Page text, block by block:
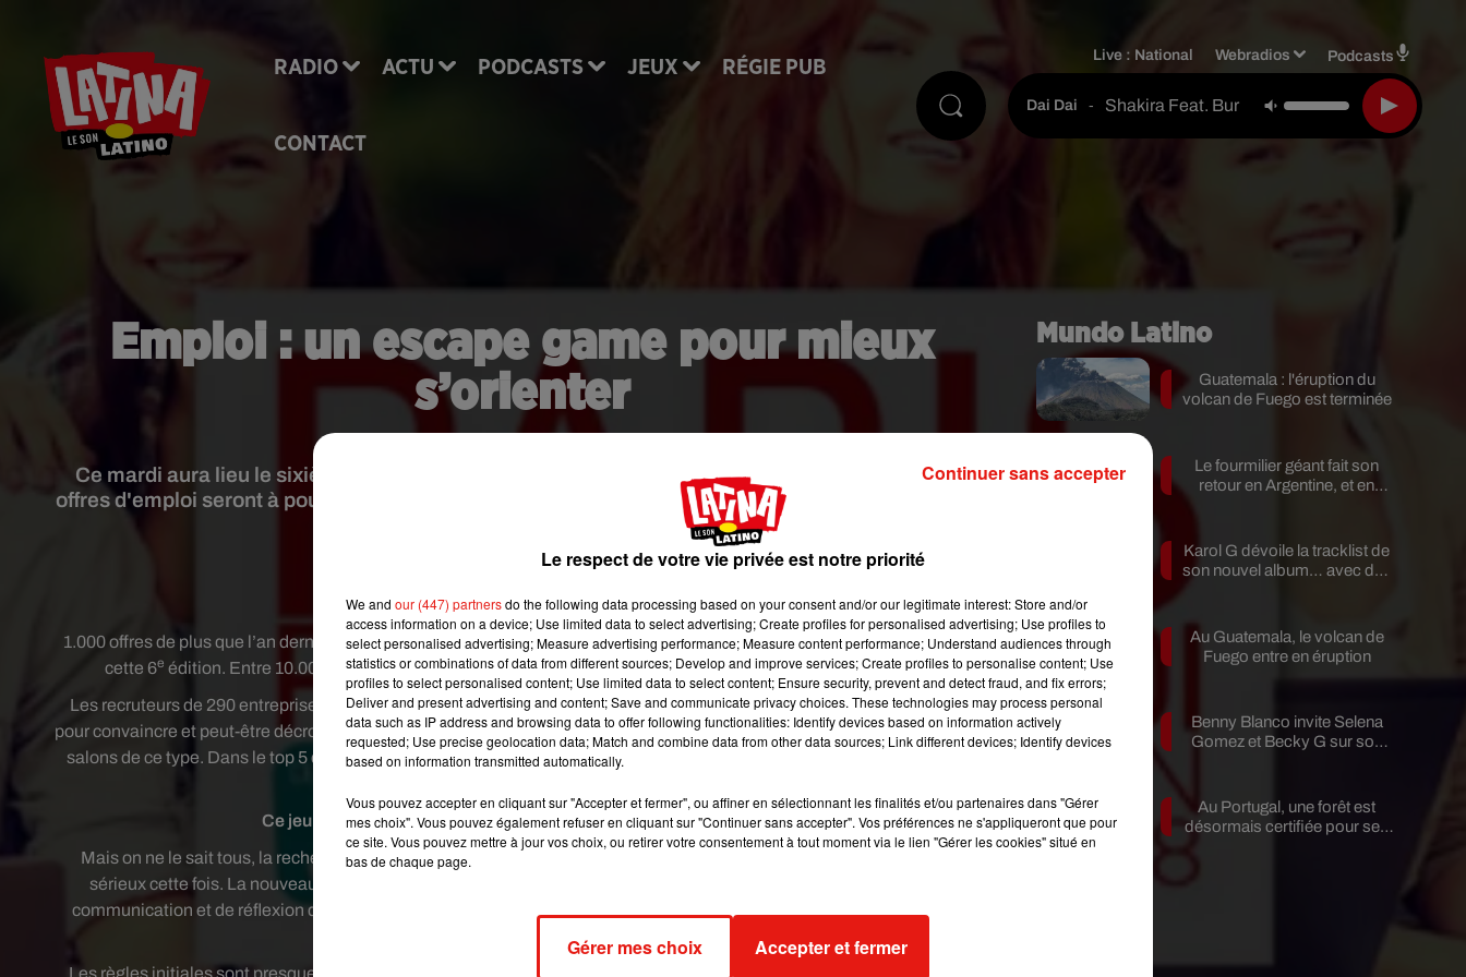
RADIO ACTU PODCASTS JEUX RÉGIE PUB
CONTACT
Live : National Webradios Podcasts
Dai Dai - Shakira Feat. Burna Boy
Emploi : un escape game pour mieux
s’orienter
Ce mardi aura lieu le sixième salon Paris pour l'emploi des jeunes, à la Villette (19e arr). 4.000
offres d'emploi seront à pourvoir mais cette année, une nouveauté pour mieux se connaître et bien
1.000 offres de plus que l’an dernier. Le salon Paris pour l’emploi des jeunes devrait encore faire le plein cette année pour
cette 6e édition. Entre 10.000 et 15.000 candidats devraient ainsi se presser aux Grandes Halles de la Villette.
Les recruteurs de 290 entreprises, collectivités et associations recevront les moins de 35 ans en face-à-face. 5 minutes
pour convaincre et peut-être décrocher l’une des 4 000 offres d'emplois proposées. C’est le lot des postulants dans tous les
salons de ce type. Dans le top 5 des secteurs qui recrutent : le commerce et la vente, le tertiaire, l’hôtellerie-restauration
Ce jeu est particulièrement apprécié par les ressources humaines
Mais on ne le sait tous, la recherche d’emploi est un parcours semé d’embuche. Cette petite phrase est à prendre au
sérieux cette fois. La nouveauté de cette année est l'organisation d'un "escape game" qui testera les capacités de
communication et de réflexion des futurs candidats. Deux équipes de quatre personnes seront invitées à résoudre une
énigme pendant une demi-heure.
Les règles initiales sont presque enfantines : enfermés dans un espace clos vous devez résoudre des énigmes dans un
Mundo Latino
Guatemala : l'éruption du
volcan de Fuego est terminée
Le fourmilier géant fait son
retour en Argentine, et en
Karol G dévoile la tracklist de
son nouvel album… avec des
Au Guatemala, le volcan de
Fuego entre en éruption
Benny Blanco invite Selena
Gomez et Becky G sur son
Au Portugal, une forêt est
désormais certifiée pour ses
Le respect de votre vie privée est notre priorité
We and our (447) partnersdo the following data processing based on your consent and/or our legitimate interest: Store and/or
access information on a device; Use limited data to select advertising; Create profiles for personalised advertising; Use profiles to
select personalised advertising; Measure advertising performance; Measure content performance; Understand audiences through
statistics or combinations of data from different sources; Develop and improve services; Create profiles to personalise content; Use
profiles to select personalised content; Use limited data to select content; Ensure security, prevent and detect fraud, and fix errors;
Deliver and present advertising and content; Save and communicate privacy choices. These technologies may process personal
data such as IP address and browsing data to offer following functionalities: Identify devices based on information actively
requested; Use precise geolocation data; Match and combine data from other data sources; Link different devices; Identify devices
based on information transmitted automatically.
Vous pouvez accepter en cliquant sur "Accepter et fermer", ou affiner en sélectionnant les finalités et/ou partenaires dans "Gérer
mes choix". Vous pouvez également refuser en cliquant sur "Continuer sans accepter". Vos préférences ne s'appliqueront que pour
ce site. Vous pouvez mettre à jour vos choix, ou retirer votre consentement à tout moment via le lien "Gérer les cookies" situé en
bas de chaque page.
Gérer mes choix Accepter et fermer
Continuer sans accepter